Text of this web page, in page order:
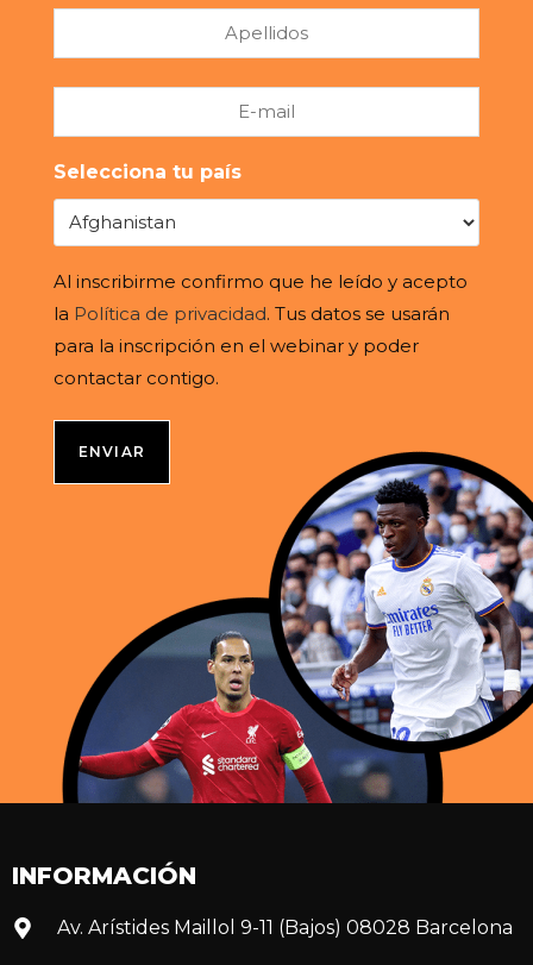
Apellidos
Email
Selecciona tu país
Al inscribirme confirmo que he leído y acepto
la Política de privacidad. Tus datos se usarán
para la inscripción en el webinar y poder
contactar contigo.
INFORMACIÓN
Av. Arístides Maillol 9-11 (Bajos) 08028 Barcelona